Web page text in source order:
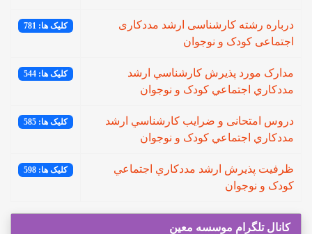
درباره رشته کارشناسی ارشد مددکاری
اجتماعی کودک و نوجوان
کلیک ها: 781
مدارک مورد پذیرش کارشناسي ارشد
مددکاري اجتماعي کودک و نوجوان
کلیک ها: 544
دروس امتحانی و ضرایب کارشناسي ارشد
مددکاري اجتماعي کودک و نوجوان
کلیک ها: 585
ظرفیت پذیرش ارشد مددکاري اجتماعي
کودک و نوجوان
کلیک ها: 598
کانال تلگرام موسسه معین